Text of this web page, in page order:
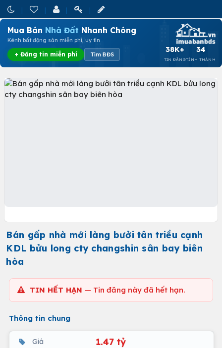
Mua Bán Nhà Đất Nhanh Chóng
Kênh bất động sản miễn phí, uy tín
+ Đăng tin miễn phí Tìm BĐS
38K+
TIN ĐĂNG
34
TỈNH THÀNH
Bán gấp nhà mới làng bưởi tân triều cạnh
KDL bửu long cty changshin sân bay biên
hòa
TIN HẾT HẠN — Tin đăng này đã hết hạn.
Thông tin chung
Giá 1.47 tỷ